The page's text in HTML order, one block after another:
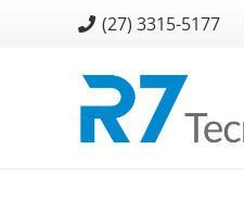
(27) 3315-5177